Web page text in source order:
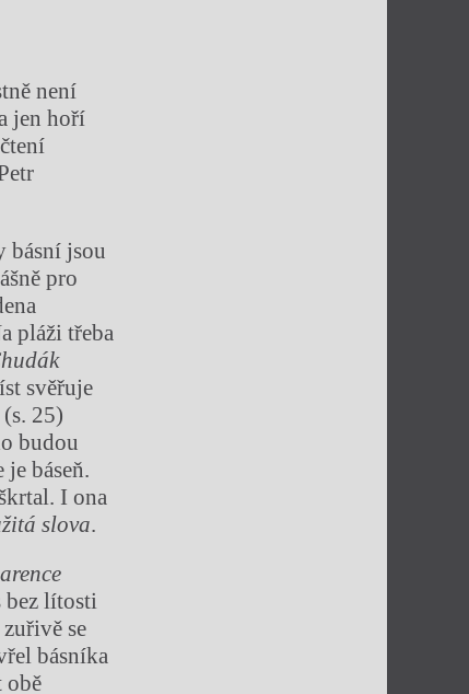
není
jen hoří
básní jsou
pro
pláži třeba
svěřuje
(s. 25)
budou
báseň.
I ona
slova.
bez lítosti
se
básníka
obě